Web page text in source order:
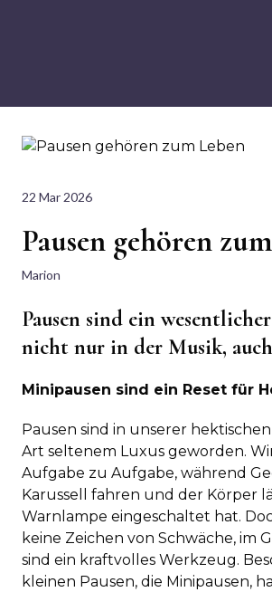
22 Mar 2026
Pausen gehören
Marion
Pausen sind ein
nicht nur in der Musik,
Minipausen sind ein Reset für
Pausen sind in unserer
Art seltenem Luxus geworden.
Aufgabe zu Aufgabe, während
Karussell fahren und der Körper
Warnlampe eingeschaltet hat.
keine Zeichen von Schwäche, im
sind ein kraftvolles Werkzeug.
kleinen Pausen, die Minipausen,